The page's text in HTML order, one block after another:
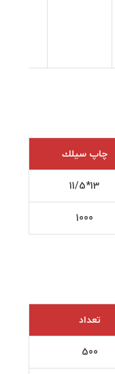
چاپ سيلك
13*11/5
1000
تعداد
500